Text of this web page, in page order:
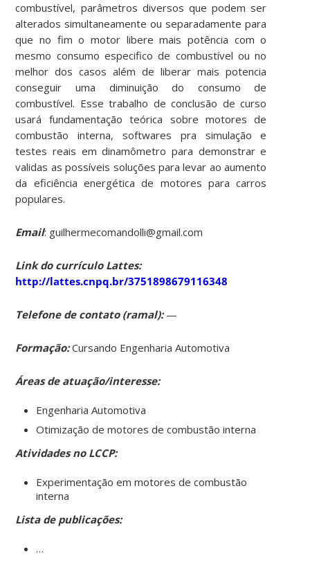
combustível, parâmetros diversos que podem ser
alterados simultaneamente ou separadamente para
que no fim o motor libere mais potência com o
mesmo consumo especifico de combustível ou no
melhor dos casos além de liberar mais potencia
conseguir uma diminuição do consumo de
combustível. Esse trabalho de conclusão de curso
usará fundamentação teórica sobre motores de
combustão interna, softwares pra simulação e
testes reais em dinamômetro para demonstrar e
validas as possíveis soluções para levar ao aumento
da eficiência energética de motores para carros
populares.
Email: guilhermecomandolli@gmail.com
Link do currículo Lattes:
http://lattes.cnpq.br/3751898679116348
Telefone de contato (ramal):—
Formação:Cursando Engenharia Automotiva
Áreas de atuação/interesse:
Engenharia Automotiva
Otimização de motores de combustão interna
Atividades no LCCP:
Experimentação em motores de combustão
interna
Lista de publicações:
…